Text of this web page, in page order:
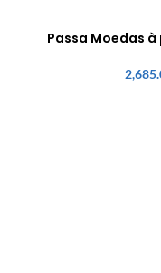
Passa Moedas à